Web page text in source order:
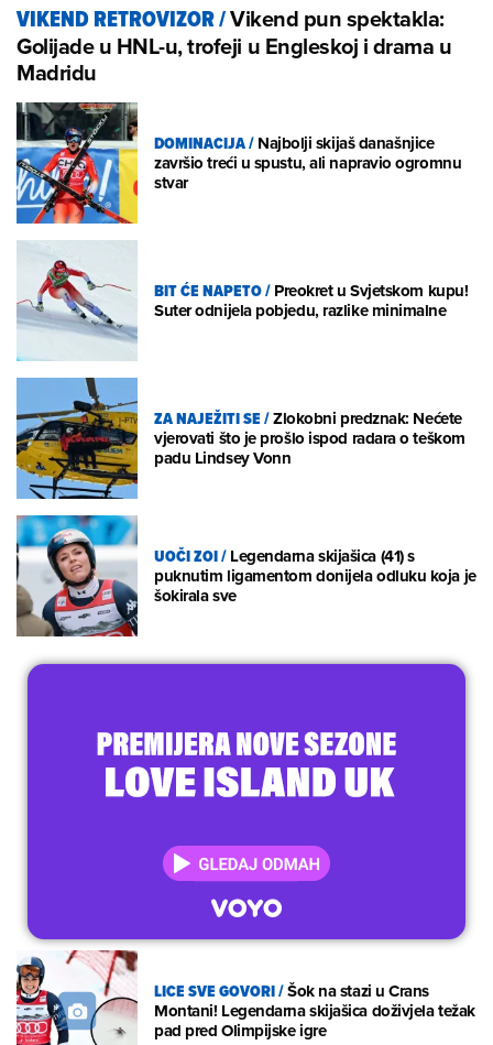
VIKEND RETROVIZOR/Vikend pun spektakla:
Golijade u HNL-u, trofeji u Engleskoj i drama u
Madridu
DOMINACIJA/Najbolji skijaš današnjice
završio treći u spustu, ali napravio ogromnu
stvar
BIT ĆE NAPETO/Preokret u Svjetskom kupu!
Suter odnijela pobjedu, razlike minimalne
ZA NAJEŽITI SE/Zlokobni predznak: Nećete
vjerovati što je prošlo ispod radara o teškom
padu Lindsey Vonn
UOČI ZOI/Legendarna skijašica (41) s
puknutim ligamentom donijela odluku koja je
šokirala sve
LICE SVE GOVORI/Šok na stazi u Crans
Montani! Legendarna skijašica doživjela težak
pad pred Olimpijske igre